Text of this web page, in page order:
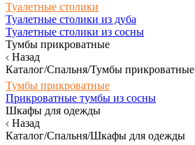
Туалетные столики
Туалетные столики из дуба
Туалетные столики из сосны
Тумбы прикроватные
Назад
Каталог/Спальня/Тумбы прикроватные
Тумбы прикроватные
Прикроватные тумбы из сосны
Шкафы для одежды
Назад
Каталог/Спальня/Шкафы для одежды